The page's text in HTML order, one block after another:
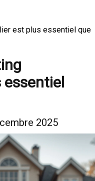
est plus essentiel que
2025